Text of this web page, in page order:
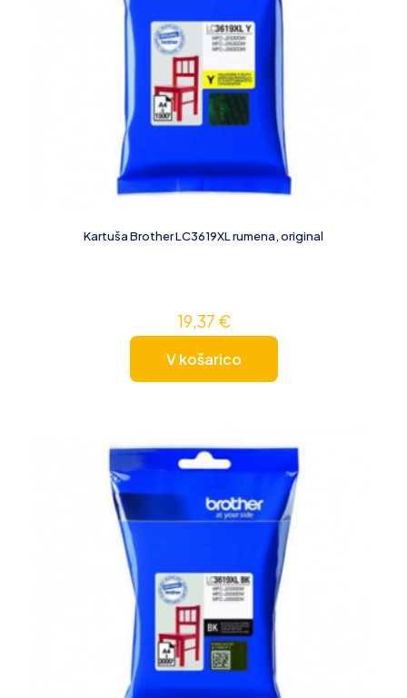
Kartuša Brother LC3619XL rumena, original
19,37 €
V košarico